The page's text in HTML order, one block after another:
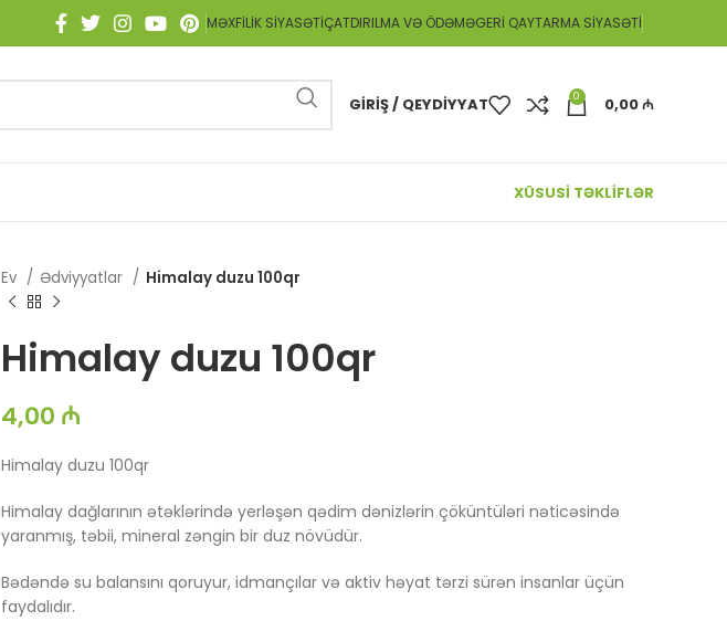
MƏXFILIK SIYASƏTIÇATDIRILMA VƏ ÖDƏMƏGERI QAYTARMA SIYASƏTI
GIRIŞ / QEYDIYYAT 0 0,00₼
XÜSUSİ TƏKLİFLƏR
Ev
Ədviyyatlar Himalay duzu 100qr
Himalay duzu 100qr
4,00 ₼
Himalay duzu 100qr
Himalay dağlarının ətəklərində yerləşən qədim dənizlərin çöküntüləri nəticəsində
yaranmış, təbii, mineral zəngin bir duz növüdür.
Bədəndə su balansını qoruyur, idmançılar və aktiv həyat tərzi sürən insanlar üçün
faydalıdır.